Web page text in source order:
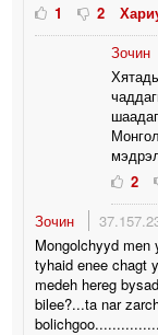
1
2
Зочин
2
Зочин
Mongolchyyd men
tyhaid enee chagt
medeh hereg
bilee?...ta nar